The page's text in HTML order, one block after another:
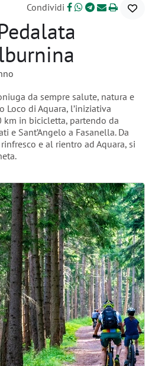
Condividi
da sempre salute, natura e
Loco di Aquara, l’iniziativa
in bicicletta, partendo da
e Sant’Angelo a Fasanella. Da
e al rientro ad Aquara, si